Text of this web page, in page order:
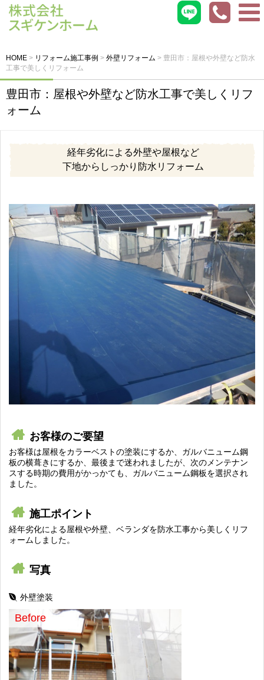
HOME > リフォーム施工事例 > 外壁リフォーム > 豊田市：屋根や外壁など防水
工事で美しくリフォーム
豊田市：屋根や外壁など防水工事で美しくリフ
ォーム
経年劣化による外壁や屋根など
下地からしっかり防水リフォーム
お客様のご要望
お客様は屋根をカラーベストの塗装にするか、ガルバニューム鋼
板の横葺きにするか、最後まで迷われましたが、次のメンテナン
スする時期の費用がかっかても、ガルバニューム鋼板を選択され
ました。
施工ポイント
経年劣化による屋根や外壁、ベランダを防水工事から美しくリフ
ォームしました。
写真
外壁塗装
Before